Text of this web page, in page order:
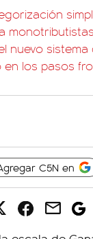
monotributistas
nuevo sistema
en los pasos
C5N en